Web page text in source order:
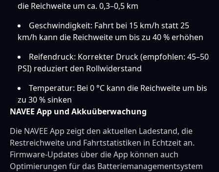
die Reichweite um ca. 0,3–0,5 km
Geschwindigkeit: Fahrt bei 15 km/h statt 25
km/h kann die Reichweite um bis zu 40 % erhöhen
Reifendruck: Korrekter Druck (empfohlen: 45–50
PSI) reduziert den Rollwiderstand
Temperatur: Bei 0 °C kann die Reichweite um bis
zu 30 % sinken
NAVEE App und Akkuüberwachung
Die NAVEE App zeigt den aktuellen Ladestand, die
Restreichweite und Fahrtstatistiken in Echtzeit an.
Firmware-Updates über die App können auch
Optimierungen für das Batteriemanagementsystem